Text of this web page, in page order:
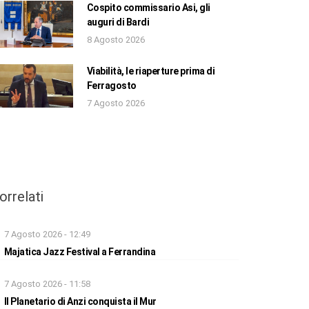
Cospito commissario Asi, gli
auguri di Bardi
8 Agosto 2026
Viabilità, le riaperture prima di
Ferragosto
7 Agosto 2026
7 Agosto 2026 - 12:49
Majatica Jazz Festival a Ferrandina
7 Agosto 2026 - 11:58
Il Planetario di Anzi conquista il Mur